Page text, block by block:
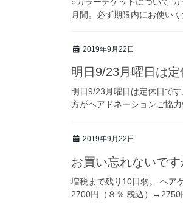
月間。必ず期限内にお使い
2019年9月22日
明日9/23月曜日は定
明日9/23月曜日は定休日で
方がヘアドネーションご協
2019年9月22日
お買い忘れないです
増税まで残り10日弱。 ヘア
2700円（８％ 税込）